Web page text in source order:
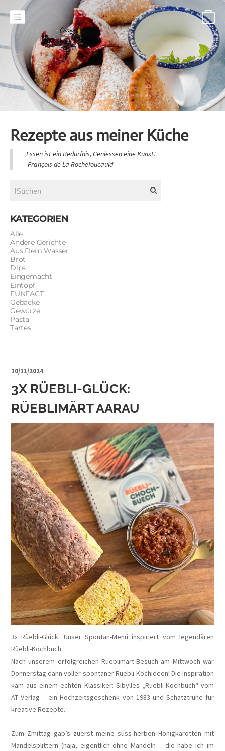
-
Rezepte aus meiner Küche
„Essen ist ein Bedürfnis, Geniessen eine Kunst.“
​– François de La Rochefoucauld
KATEGORIEN
Alle
Andere Gerichte
Aus Dem Wasser
Brot
Dips
Eingemacht
Eintopf
FUNFACT
Gebäcke
Gewürze
Pasta
Tartes
3X RÜEBLI-GLÜCK:
RÜEBLIMÄRT AARAU
10/11/2024
3x Rüebli-Glück: Unser Spontan-Menü inspiriert vom legendären
Rüebli-Kochbuch
Nach unserem erfolgreichen Rüeblimärt-Besuch am Mittwoch war
Donnerstag dann voller spontaner Rüebli-Kochideen! Die Inspiration
kam aus einem echten Klassiker: Sibylles „Rüebli-Kochbuch“ vom
AT Verlag – ein Hochzeitsgeschenk von 1983 und Schatztruhe für
kreative Rezepte.
Zum Zmittag gab’s zuerst meine süss-herben Honigkarotten mit
Mandelsplittern (naja, eigentlich ohne Mandeln – die habe ich im